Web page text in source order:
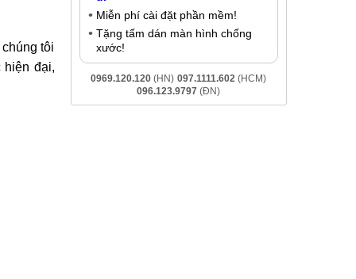
tôi
hiện đại,
Miễn phí cài đặt phần mềm!
Tặng tấm dán màn hình chống
xước!
0969.120.120 (HN) 097.1111.602 (HCM)
096.123.9797 (ĐN)